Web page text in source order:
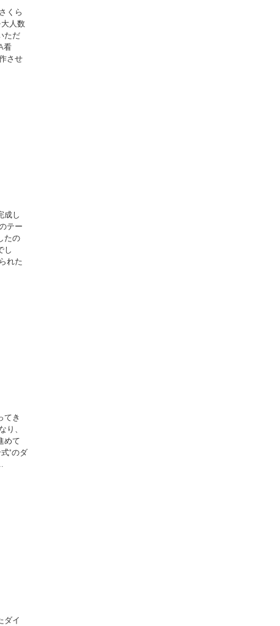
くら
人数
ただ
看
させ
成し
テー
たの
し
れた
てき
り、
めて
"のダ
ダイ